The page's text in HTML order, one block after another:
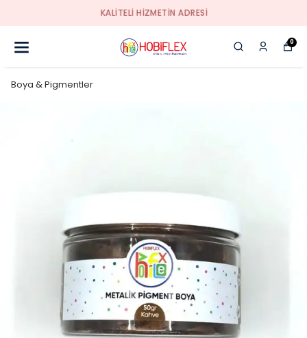
KALİTELİ HİZMETİN ADRESİ
0
Boya & Pigmentler